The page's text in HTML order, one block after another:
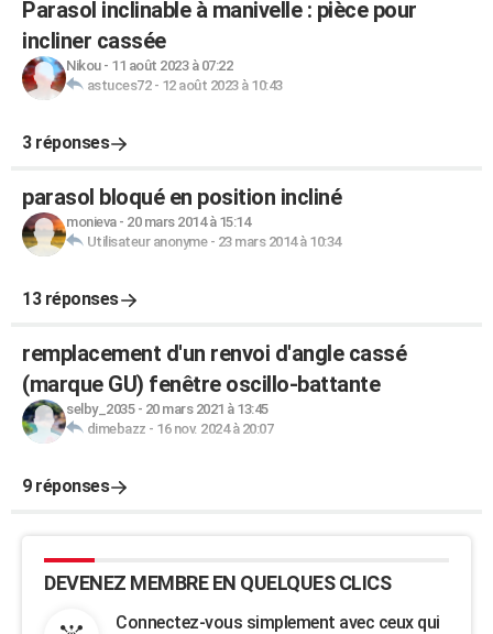
Parasol inclinable à manivelle : pièce pour
incliner cassée
Nikou- 11 août 2023 à 07:22
astuces72- 12 août 2023 à 10:43
3 réponses
parasol bloqué en position incliné
monieva- 20 mars 2014 à 15:14
Utilisateur anonyme- 23 mars 2014 à 10:34
13 réponses
remplacement d'un renvoi d'angle cassé
(marque GU) fenêtre oscillo-battante
selby_2035- 20 mars 2021 à 13:45
dimebazz - 16 nov. 2024 à 20:07
9 réponses
DEVENEZ MEMBRE EN QUELQUES CLICS
Connectez-vous simplement avec ceux qui